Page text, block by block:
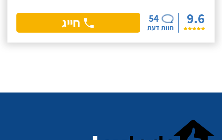
9.6
54
חוות דעת חייג